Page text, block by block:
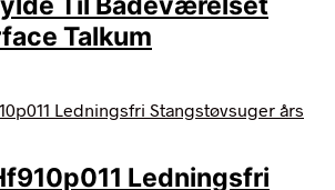
Talkum
Ledningsfri